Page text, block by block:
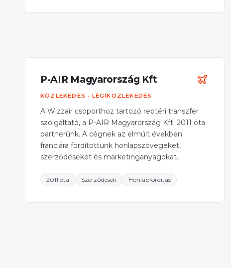
P-AIR Magyarország Kft
KÖZLEKEDÉS · LÉGIKÖZLEKEDÉS
A Wizzair csoporthoz tartozó reptéri transzfer
szolgáltató, a P-AIR Magyarország Kft. 2011 óta
partnerünk. A cégnek az elmúlt években
franciára fordítottunk honlapszövegeket,
szerződéseket és marketinganyagokat.
2011 óta Szerződések Honlapfordítás